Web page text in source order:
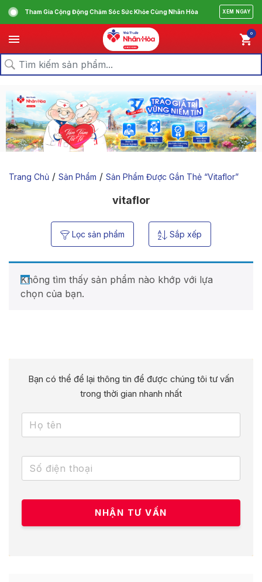
Tham Gia Cộng Động Chăm Sóc Sức Khỏe Cùng Nhân Hòa XEM NGAY
0
Trang Chủ / Sản Phẩm / Sản Phẩm Được Gắn Thẻ “vitaflor”
vitaflor
Lọc sản phẩm Sắp xếp
Không tìm thấy sản phẩm nào khớp với lựa
chọn của bạn.
Bạn có thể để lại thông tin để được chúng tôi tư vấn
trong thời gian nhanh nhất